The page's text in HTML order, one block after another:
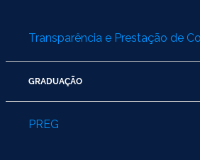
Transparência e Prestação de
GRADUAÇÃO
PREG